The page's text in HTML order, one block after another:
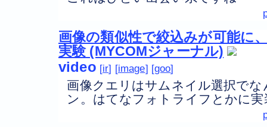
画像の類似性で絞込みが可能に
実験 (MYCOMジャーナル)
video ir image goo
画像クエリはサムネイル選択で
ン。はてなフォトライフとかに